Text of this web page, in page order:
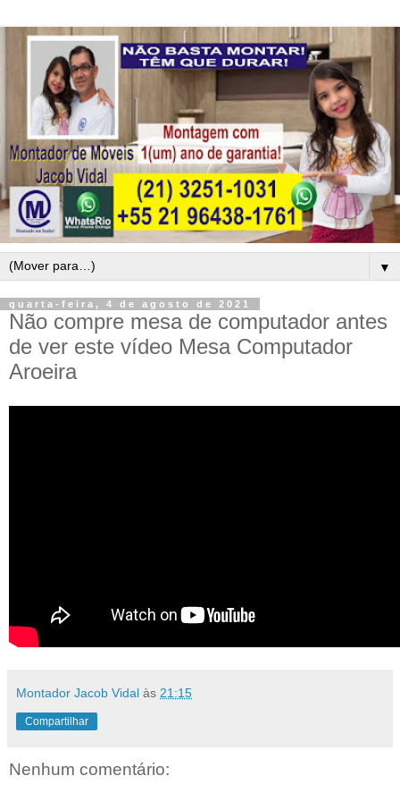
▼
quarta-feira, 4 de agosto de 2021
Não compre mesa de computador antes
de ver este vídeo Mesa Computador
Aroeira
Montador Jacob Vidal às 21:15
Compartilhar
Nenhum comentário: